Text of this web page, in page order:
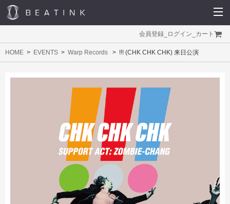
会員登録 ログイン カート
HOME EVENTS Warp Records !!! (CHK CHK CHK) 来日公演